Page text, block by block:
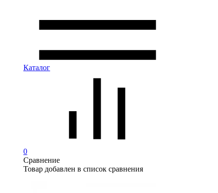
Каталог
0
Сравнение
Товар добавлен в список сравнения